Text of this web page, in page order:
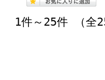
1件～25件 （全